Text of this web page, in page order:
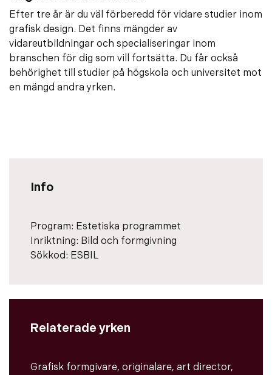
Efter tre år är du väl förberedd för vidare studier inom
grafisk design. Det finns mängder av
vidareutbildningar och specialiseringar inom
branschen för dig som vill fortsätta. Du får också
behörighet till studier på högskola och universitet mot
en mängd andra yrken.
Info
Program: Estetiska programmet
Inriktning: Bild och formgivning
Sökkod: ESBIL
Relaterade yrken
Grafisk formgivare, originalare, art director,